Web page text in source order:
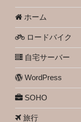
ホーム
ロードバイク
自宅サーバー
WordPress
SOHO
旅行